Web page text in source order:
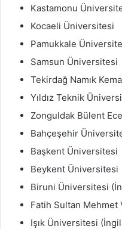
Kastamonu
Kocaeli Üniversitesi
Pamukkale
Samsun Üniversitesi
Tekirdağ Namık
Yıldız Teknik
Zonguldak Bülent
Bahçeşehir
Başkent Üniversitesi
Beykent Üniversitesi
Biruni Üniversitesi
Fatih Sultan Mehmet
Işık Üniversitesi